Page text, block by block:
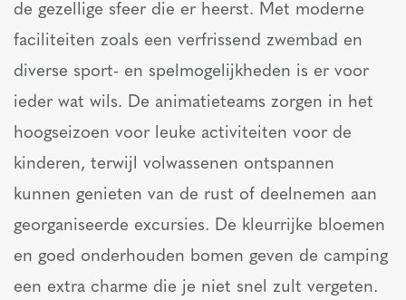
de gezellige sfeer die er heerst. Met moderne
faciliteiten zoals een verfrissend zwembad en
diverse sport- en spelmogelijkheden is er voor
ieder wat wils. De animatieteams zorgen in het
hoogseizoen voor leuke activiteiten voor de
kinderen, terwijl volwassenen ontspannen
kunnen genieten van de rust of deelnemen aan
georganiseerde excursies. De kleurrijke bloemen
en goed onderhouden bomen geven de camping
een extra charme die je niet snel zult vergeten.